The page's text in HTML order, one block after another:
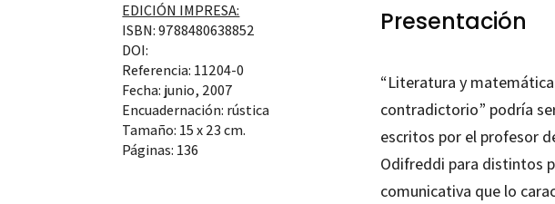
EDICIÓN IMPRESA:
ISBN: 9788480638852
DOI:
Referencia: 11204-0
Fecha: junio, 2007
Encuadernación: rústica
Tamaño: 15 x 23 cm.
Páginas: 136
la
Presentación
“Literatura y
contradictorio” podría
escritos por el profesor
Odifreddi para distintos
comunicativa que lo